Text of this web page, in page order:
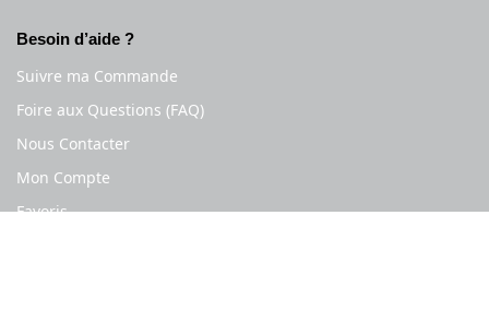
Besoin d’aide ?
Suivre ma Commande
Foire aux Questions (FAQ)
Nous Contacter
Mon Compte
Favoris